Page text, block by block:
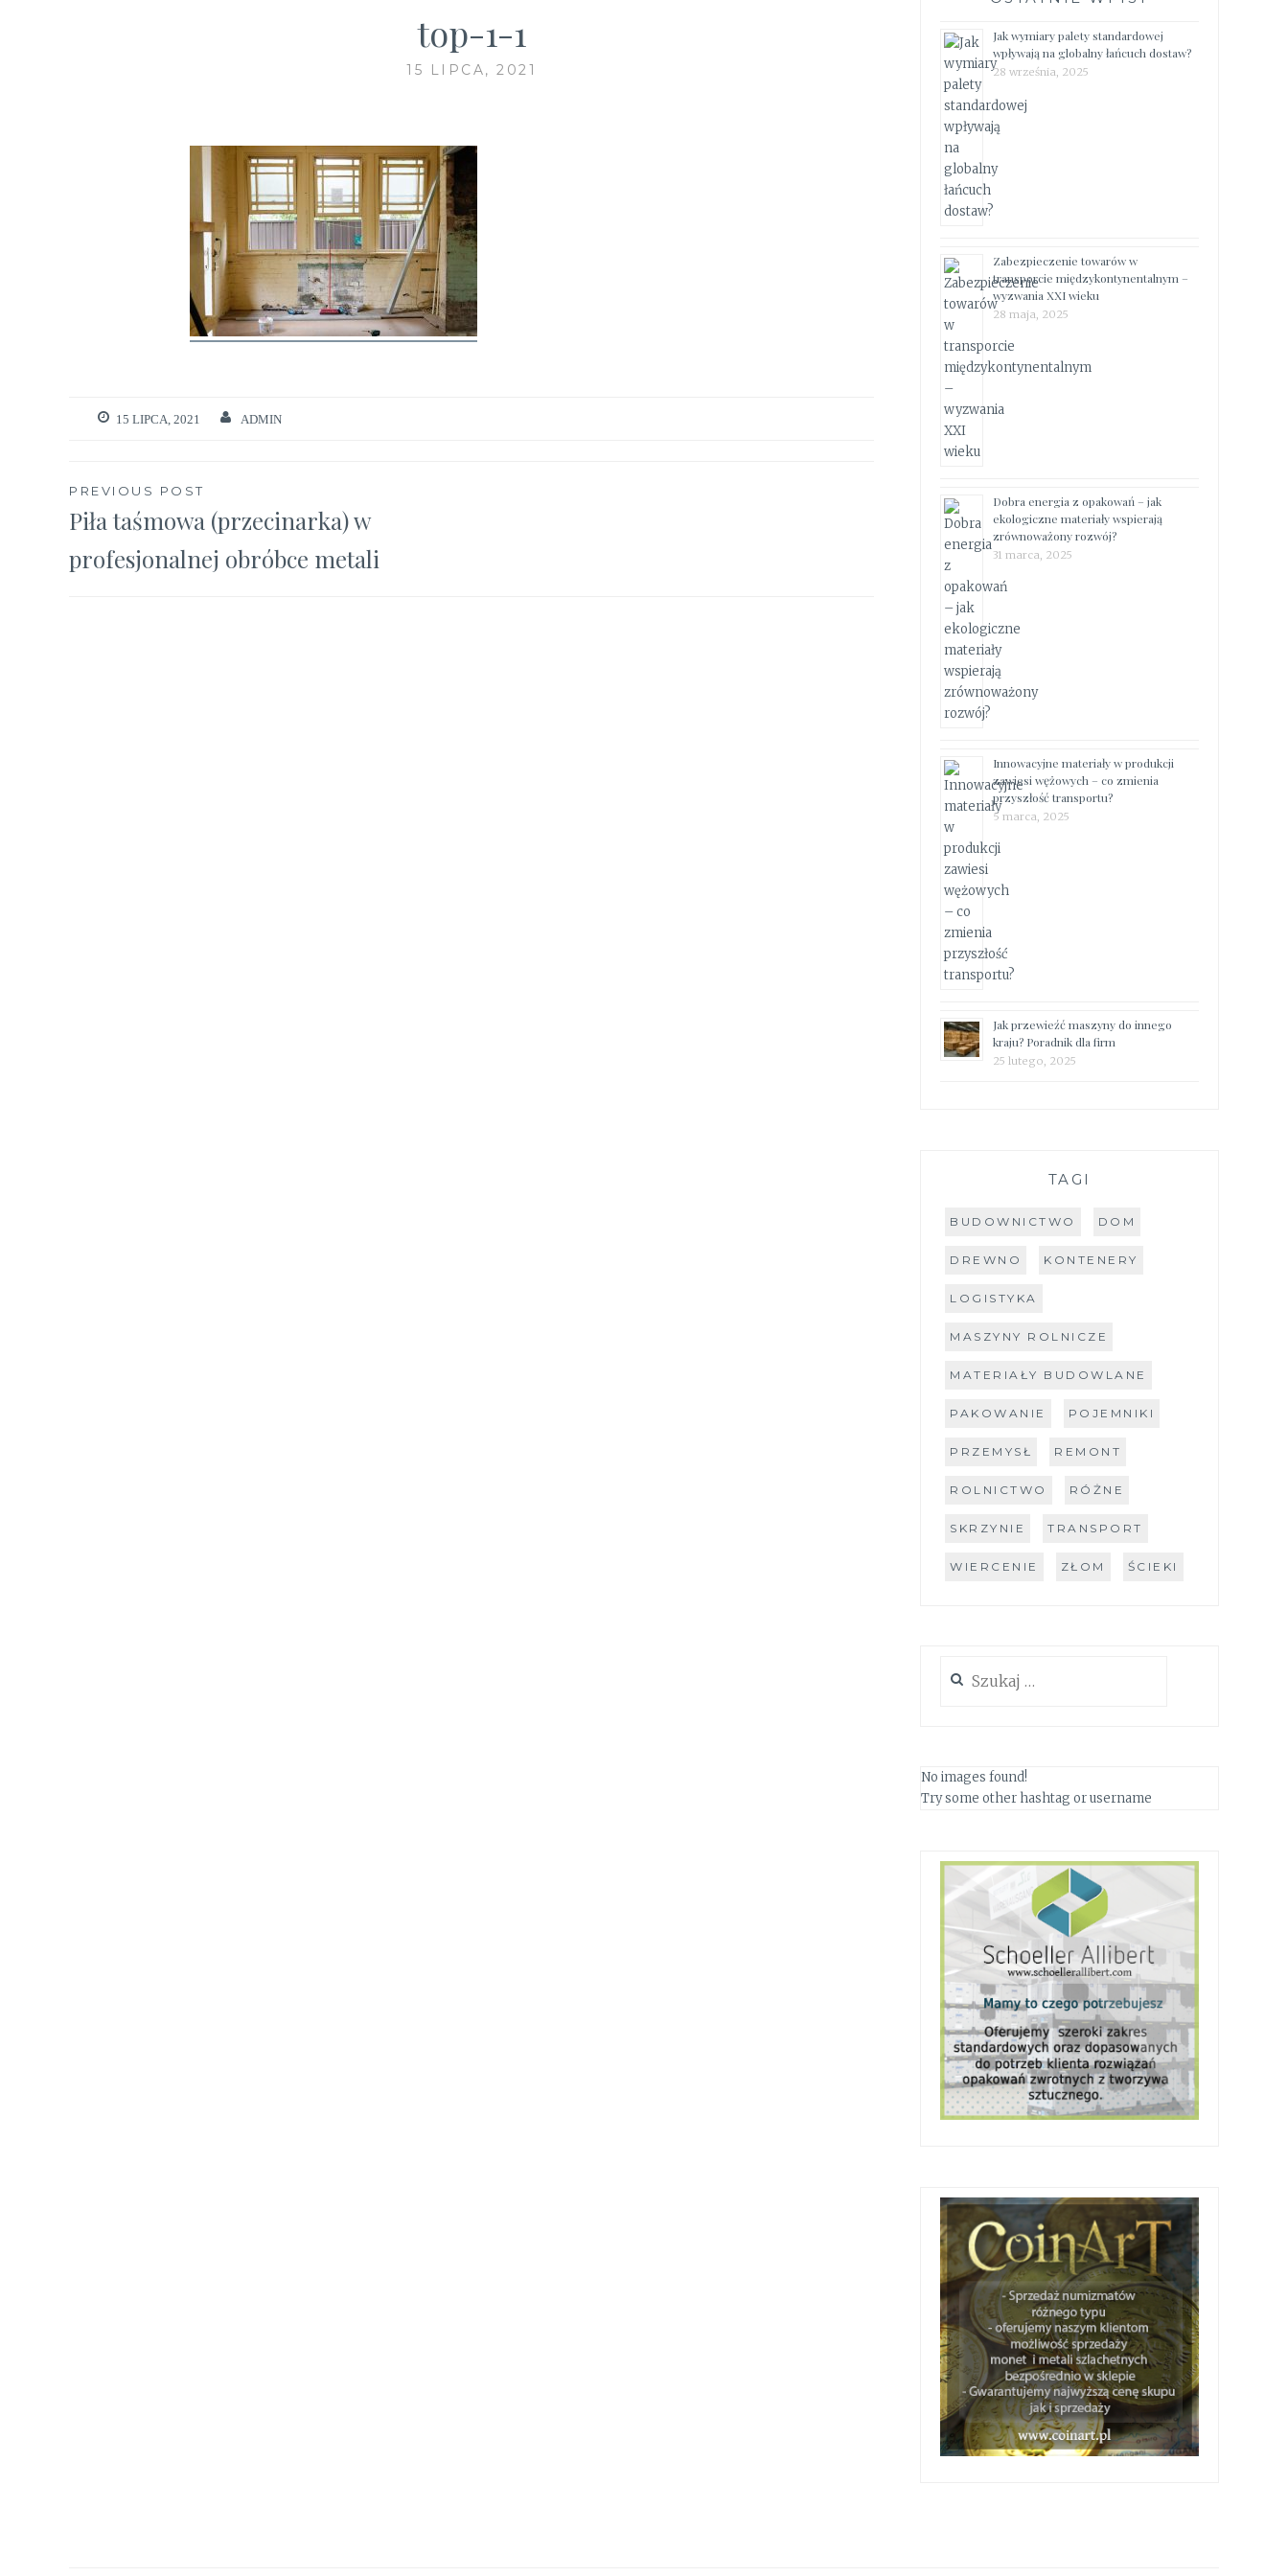
top-1-1
15 LIPCA, 2021
15 LIPCA, 2021 ADMIN
Nawigacja
wpisu
PREVIOUS POST
Piła taśmowa (przecinarka) w
profesjonalnej obróbce metali
Jak wymiary palety standardowej
wpływają na globalny łańcuch dostaw?
28 września, 2025
Zabezpieczenie towarów w
transporcie międzykontynentalnym –
wyzwania XXI wieku
28 maja, 2025
Dobra energia z opakowań – jak
ekologiczne materiały wspierają
zrównoważony rozwój?
31 marca, 2025
Innowacyjne materiały w produkcji
zawiesi wężowych – co zmienia
przyszłość transportu?
5 marca, 2025
Jak przewieźć maszyny do innego
kraju? Poradnik dla firm
25 lutego, 2025
TAGI
BUDOWNICTWO DOM
DREWNO KONTENERY
LOGISTYKA
MASZYNY ROLNICZE
MATERIAŁY BUDOWLANE
PAKOWANIE POJEMNIKI
PRZEMYSŁ REMONT
ROLNICTWO RÓŻNE
SKRZYNIE TRANSPORT
WIERCENIE ZŁOM ŚCIEKI
No images found!
Try some other hashtag or username